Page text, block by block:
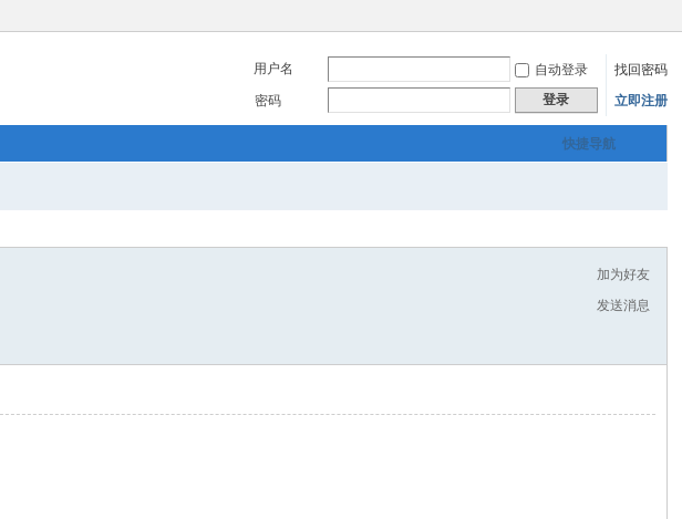
用户名 自动登录
找回密码
密码
登录 立即注册
快捷导航
加为好友
发送消息